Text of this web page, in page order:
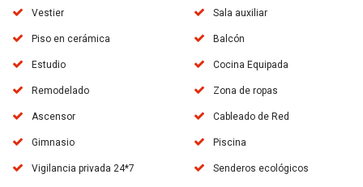
Vestier Sala auxiliar
Piso en cerámica Balcón
Estudio Cocina Equipada
Remodelado Zona de ropas
Ascensor Cableado de Red
Gimnasio Piscina
Vigilancia privada 24*7 Senderos ecológicos